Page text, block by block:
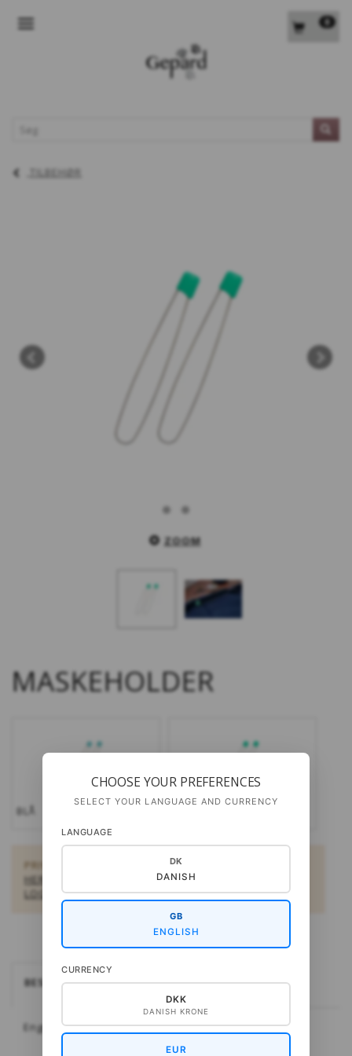
0
TILBEHØR
ZOOM
MASKEHOLDER
BLÅ
PRIVATPERSONER:
KØB OPSKRIFTER TIL DOWNLOAD
HER
FIND EN FORHANDLER HER
LOG IND SOM FORHANDLER
BESKRIVELSE
Engropakke indeholder 5 pakker á 2 styk.
CHOOSE YOUR PREFERENCES
SELECT YOUR LANGUAGE AND CURRENCY
LANGUAGE
DK
DANISH
GB
ENGLISH
CURRENCY
DKK
DANISH KRONE
EUR